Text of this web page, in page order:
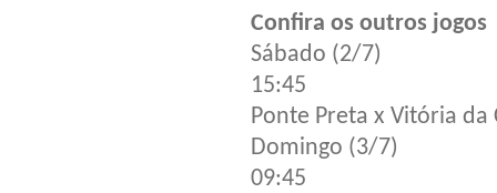
Confira os outros jogos
Sábado (2/7)
15:45
Ponte Preta x Vitória da
Domingo (3/7)
09:45